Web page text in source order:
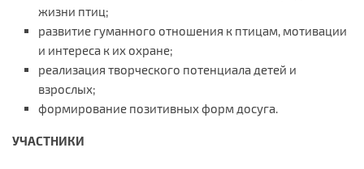
жизни птиц;
развитие гуманного отношения к птицам, мотивации
и интереса к их охране;
реализация творческого потенциала детей и
взрослых;
формирование позитивных форм досуга.
УЧАСТНИКИ